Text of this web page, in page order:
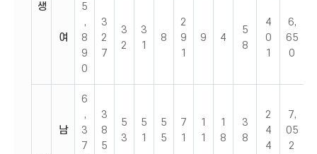
생
여
5
,
8
9
0
3
2
7
3
2
3
1
8
2
9
1
9 4
5
8
4
0
1
6,
65
0
남
6
,
3
7
3
8
5
5
3
5
1
5
5
7
1
1
1
1
8
3
8
2
4
4
7,
05
2